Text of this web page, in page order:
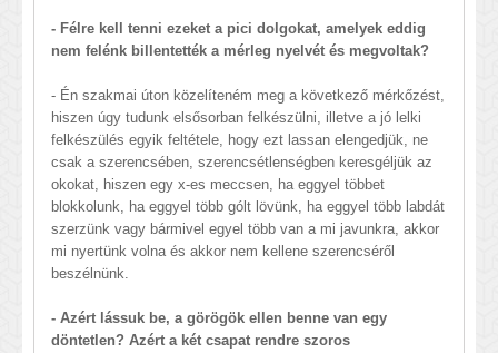
- Félre kell tenni ezeket a pici dolgokat, amelyek eddig
nem felénk billentették a mérleg nyelvét és megvoltak?
- Én szakmai úton közelíteném meg a következő mérkőzést,
hiszen úgy tudunk elsősorban felkészülni, illetve a jó lelki
felkészülés egyik feltétele, hogy ezt lassan elengedjük, ne
csak a szerencsében, szerencsétlenségben keresgéljük az
okokat, hiszen egy x-es meccsen, ha eggyel többet
blokkolunk, ha eggyel több gólt lövünk, ha eggyel több labdát
szerzünk vagy bármivel egyel több van a mi javunkra, akkor
mi nyertünk volna és akkor nem kellene szerencséről
beszélnünk.
- Azért lássuk be, a görögök ellen benne van egy
döntetlen? Azért a két csapat rendre szoros